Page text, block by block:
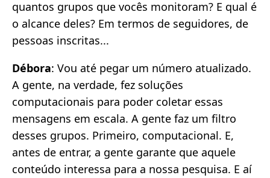
quantos grupos que vocês monitoram? E qual é
o alcance deles? Em termos de seguidores, de
pessoas inscritas...
Débora: Vou até pegar um número atualizado.
A gente, na verdade, fez soluções
computacionais para poder coletar essas
mensagens em escala. A gente faz um filtro
desses grupos. Primeiro, computacional. E,
antes de entrar, a gente garante que aquele
conteúdo interessa para a nossa pesquisa. E aí